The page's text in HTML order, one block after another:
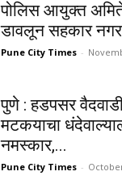
पोलिस आयुक्त
डावलून सहकार नगर
Pune City Times -
पुणे : हडपसर
मटकयाचा
नमस्कार,...
Pune City Times -